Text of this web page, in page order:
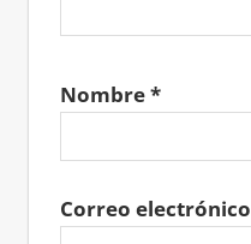
Nombre*
Correo electrónico